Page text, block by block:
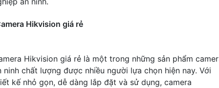
Hikvision giá rẻ
Hikvision giá rẻ là một trong những sản phẩm
ninh chất lượng được nhiều người lựa chọn hiện nay. Với
kế nhỏ gọn, dễ dàng lắp đặt và sử dụng, camera